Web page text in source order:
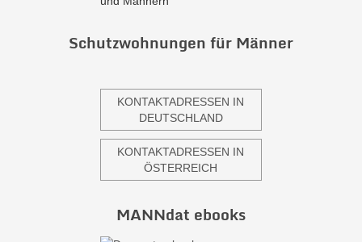
Schutzwohnungen für Männer
KONTAKTADRESSEN IN
DEUTSCHLAND
KONTAKTADRESSEN IN
ÖSTERREICH
MANNdat ebooks